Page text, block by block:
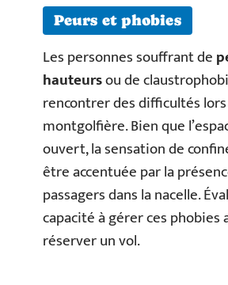
Peurs et phobies
Les personnes souffrant de
hauteursou de
rencontrer des difficultés lors
montgolfière. Bien que
ouvert, la sensation de
être accentuée par la
passagers dans la nacelle.
capacité à gérer ces phobies
réserver un vol.